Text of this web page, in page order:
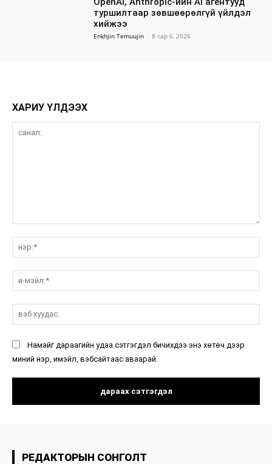
туршилтаар зөвшөөрөлгүй үйлдэл
хийжээ
Enkhjin Temuujin - 8 сар 6, 2026
ХАРИУ ҮЛДЭЭХ
Намайг дараагийн удаа сэтгэгдэл бичихдээ энэ хөтөч дээр
миний нэр, имэйл, вэбсайтаас аваарай.
РЕДАКТОРЫН СОНГОЛТ